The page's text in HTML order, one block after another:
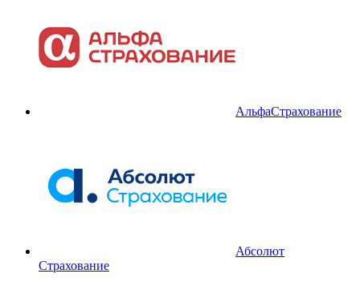
АльфаСтрахование
Абсолют
Страхование